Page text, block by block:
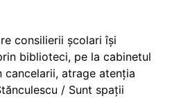
consilierii școlari își
biblioteci, pe la cabinetul
cancelarii, atrage atenția
/ Sunt spații